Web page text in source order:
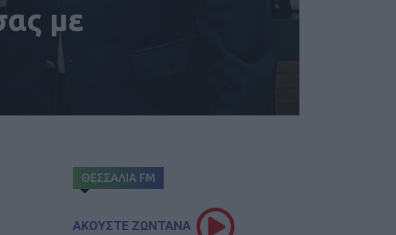
με
ΘΕΣΣΑΛΙΑ FM
ΑΚΟΥΣΤΕ ΖΩΝΤΑΝΑ